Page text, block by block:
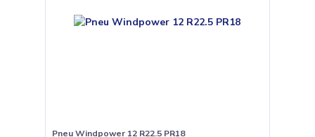
Pneu Windpower 12 R22.5 PR18